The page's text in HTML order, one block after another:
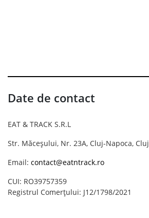
Date de contact
EAT & TRACK S.R.L
Str. Măceșului, Nr. 23A, Cluj-Napoca, Cluj
Email: contact@eatntrack.ro
CUI: RO39757359
Registrul Comerțului: J12/1798/2021